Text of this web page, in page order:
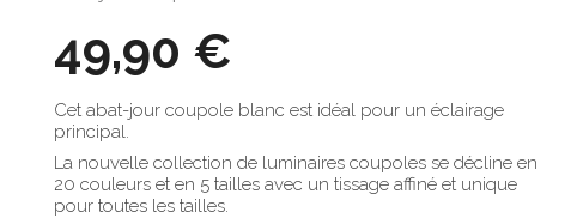
49,90 €
Cet abat-jour coupole blanc est idéal pour un éclairage
principal.
La nouvelle collection de luminaires coupoles se décline en
20 couleurs et en 5 tailles avec un tissage affiné et unique
pour toutes les tailles.